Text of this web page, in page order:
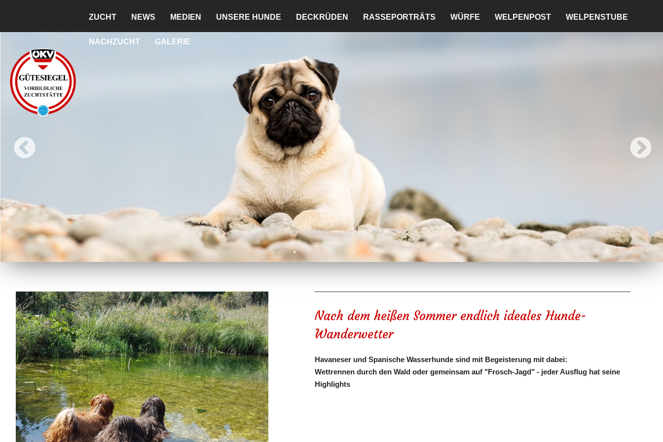
ZUCHT NEWS MEDIEN UNSERE HUNDE DECKRÜDEN RASSEPORTRÄTS WÜRFE WELPENPOST WELPENSTUBE
NACHZUCHT GALERIE
Nach dem heißen Sommer endlich ideales Hunde-
Wanderwetter
Havaneser und Spanische Wasserhunde sind mit Begeisterung mit dabei:
Wettrennen durch den Wald oder gemeinsam auf "Frosch-Jagd" - jeder Ausflug hat seine
Highlights